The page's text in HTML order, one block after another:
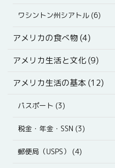
ワシントン州シアトル (6)
アメリカの食べ物 (4)
アメリカ生活と文化 (9)
アメリカ生活の基本 (12)
パスポート (3)
税金・年金・SSN (3)
郵便局（USPS） (4)